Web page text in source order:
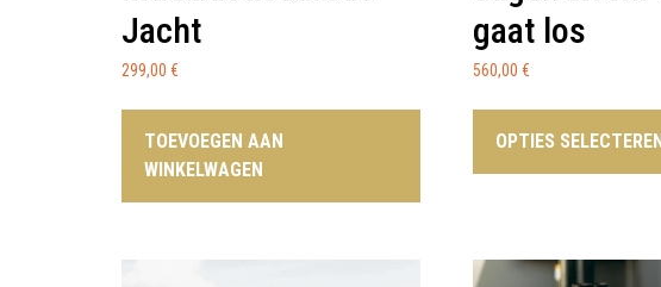
Jacht
299,00 €
TOEVOEGEN AAN
WINKELWAGEN
gaat los
560,00 €
OPTIES